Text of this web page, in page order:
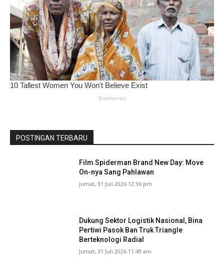
POSTINGAN TERBARU
Film Spiderman Brand New Day: Move
On-nya Sang Pahlawan
Jumat, 31 Juli 2026 12:36 pm
Dukung Sektor Logistik Nasional, Bina
Pertiwi Pasok Ban Truk Triangle
Berteknologi Radial
Jumat, 31 Juli 2026 11:49 am